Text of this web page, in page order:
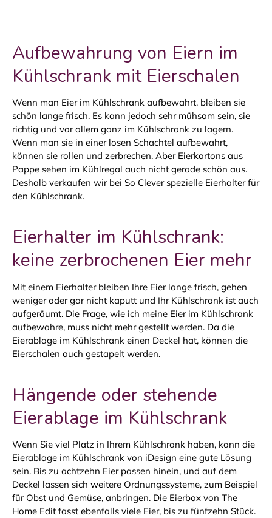
Aufbewahrung von Eiern im
Kühlschrank mit Eierschalen
Wenn man Eier im Kühlschrank aufbewahrt, bleiben sie
schön lange frisch. Es kann jedoch sehr mühsam sein, sie
richtig und vor allem ganz im Kühlschrank zu lagern.
Wenn man sie in einer losen Schachtel aufbewahrt,
können sie rollen und zerbrechen. Aber Eierkartons aus
Pappe sehen im Kühlregal auch nicht gerade schön aus.
Deshalb verkaufen wir bei So Clever spezielle Eierhalter für
den Kühlschrank.
Eierhalter im Kühlschrank:
keine zerbrochenen Eier mehr
Mit einem Eierhalter bleiben Ihre Eier lange frisch, gehen
weniger oder gar nicht kaputt und Ihr Kühlschrank ist auch
aufgeräumt. Die Frage, wie ich meine Eier im Kühlschrank
aufbewahre, muss nicht mehr gestellt werden. Da die
Eierablage im Kühlschrank einen Deckel hat, können die
Eierschalen auch gestapelt werden.
Hängende oder stehende
Eierablage im Kühlschrank
Wenn Sie viel Platz in Ihrem Kühlschrank haben, kann die
Eierablage im Kühlschrank von iDesign eine gute Lösung
sein. Bis zu achtzehn Eier passen hinein, und auf dem
Deckel lassen sich weitere Ordnungssysteme, zum Beispiel
für Obst und Gemüse, anbringen. Die Eierbox von The
Home Edit fasst ebenfalls viele Eier, bis zu fünfzehn Stück.